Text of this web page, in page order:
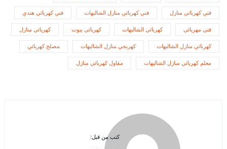
فني كهربائي منازل فني كهربائي منازل الشاليهات فني كهربائي هندي
فني مهربائي كهربائي الشاليهات كهربائي بيوت كهربائي منازل
كهربائي منازل الشاليهات كهربجي منازل الشاليهات مصلح كهربائي
معلم كهربائي منازل الشاليهات مقاول كهربائي منازل
كتب من قبل: